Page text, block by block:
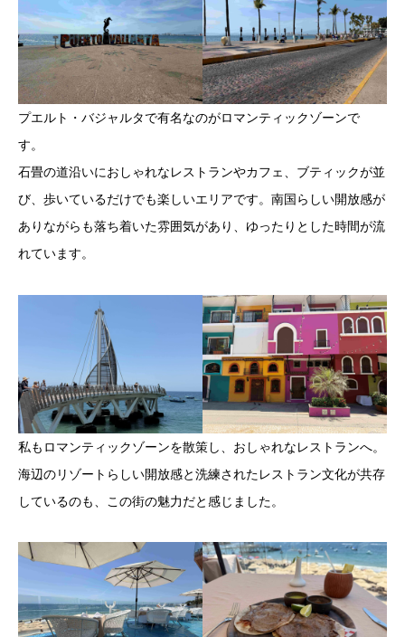
プエルト・バジャルタで有名なのがロマンティックゾーンで
す。
石畳の道沿いにおしゃれなレストランやカフェ、ブティックが並
び、歩いているだけでも楽しいエリアです。南国らしい開放感が
ありながらも落ち着いた雰囲気があり、ゆったりとした時間が流
れています。
私もロマンティックゾーンを散策し、おしゃれなレストランへ。
海辺のリゾートらしい開放感と洗練されたレストラン文化が共存
しているのも、この街の魅力だと感じました。